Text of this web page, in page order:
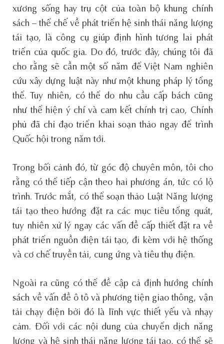
xương sống hay trụ cột của toàn bộ khung chính
sách – thể chế về phát triển hệ sinh thái năng lượng
tái tạo, là công cụ giúp định hình tương lai phát
triển của quốc gia. Do đó, trước đây, chúng tôi đã
cho rằng sẽ cần một số năm để Việt Nam nghiên
cứu xây dựng luật này như một khung pháp lý tổng
thể. Tuy nhiên, có thể do nhu cầu cấp bách cũng
như thể hiện ý chí và cam kết chính trị cao, Chính
phủ đã chỉ đạo triển khai soạn thảo ngay để trình
Quốc hội trong năm tới.
Trong bối cảnh đó, từ góc độ chuyên môn, tôi cho
rằng có thể tiếp cận theo hai phương án, tức có lộ
trình. Trước mắt, có thể soạn thảo Luật Năng lượng
tái tạo theo hướng đặt ra các mục tiêu tổng quát,
tuy nhiên xử lý ngay các vấn đề cấp thiết đặt ra về
phát triển nguồn điện tái tạo, đi kèm với hệ thống
và cơ chế truyền tải, cung ứng và tiêu thụ điện.
Ngoài ra cũng có thể đề cập cả định hướng chính
sách về vấn đề ô tô và phương tiện giao thông, vận
tải chạy điện bởi đó là lĩnh vực thiết yếu và nhạy
cảm. Đối với các nội dung của chuyển dịch năng
lượng và hệ sinh thái năng lượng tái tạo, có thể sẽ